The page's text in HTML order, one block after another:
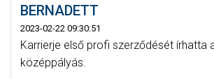
BERNADETT
2023-02-22 09:30:51
Karrierje első profi szerződését írhatta
középpályás.